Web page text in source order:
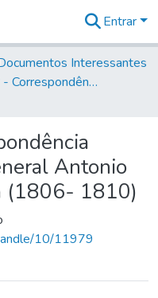
Entrar
Interessantes
Volume 57 - Correspondência oficial do Capitão General Antonio José da França Horta (1806- 1810)
Antonio
(1806- 1810)
10/11979